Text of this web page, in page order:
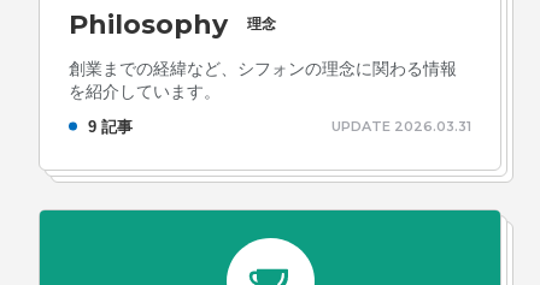
Philosophy 理念
創業までの経緯など、シフォンの理念に関わる情報
を紹介しています。
9 記事 UPDATE 2026.03.31